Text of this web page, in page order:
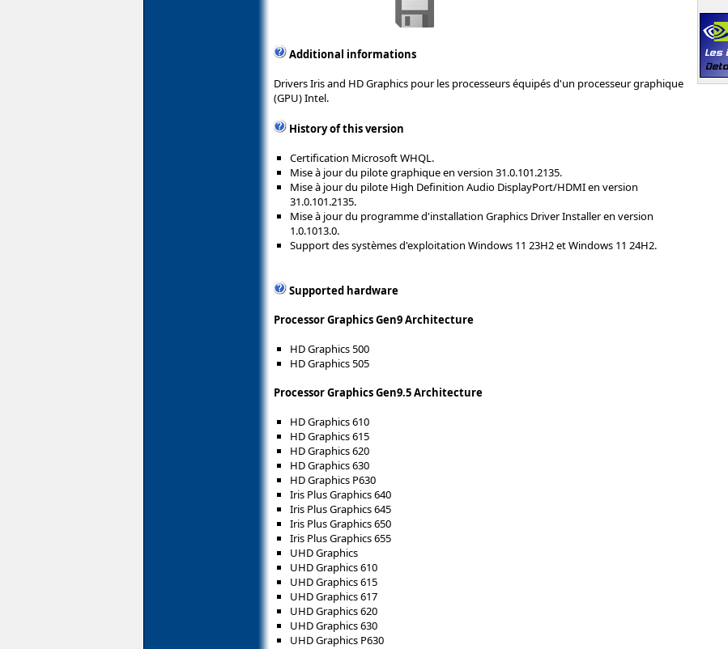
Additional informations
Drivers Iris and HD Graphics pour les processeurs équipés d'un processeur graphique
(GPU) Intel.
History of this version
Certification Microsoft WHQL.
Mise à jour du pilote graphique en version 31.0.101.2135.
Mise à jour du pilote High Definition Audio DisplayPort/HDMI en version
31.0.101.2135.
Mise à jour du programme d'installation Graphics Driver Installer en version
1.0.1013.0.
Support des systèmes d'exploitation Windows 11 23H2 et Windows 11 24H2.
Supported hardware
Processor Graphics Gen9 Architecture
HD Graphics 500
HD Graphics 505
Processor Graphics Gen9.5 Architecture
HD Graphics 610
HD Graphics 615
HD Graphics 620
HD Graphics 630
HD Graphics P630
Iris Plus Graphics 640
Iris Plus Graphics 645
Iris Plus Graphics 650
Iris Plus Graphics 655
UHD Graphics
UHD Graphics 610
UHD Graphics 615
UHD Graphics 617
UHD Graphics 620
UHD Graphics 630
UHD Graphics P630